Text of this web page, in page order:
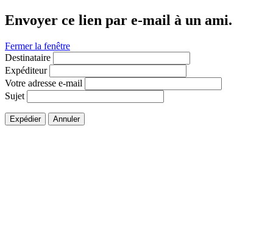
Envoyer ce lien par e-mail à un ami.
Fermer la fenêtre
Destinataire
Expéditeur
Votre adresse e-mail
Sujet
Expédier Annuler